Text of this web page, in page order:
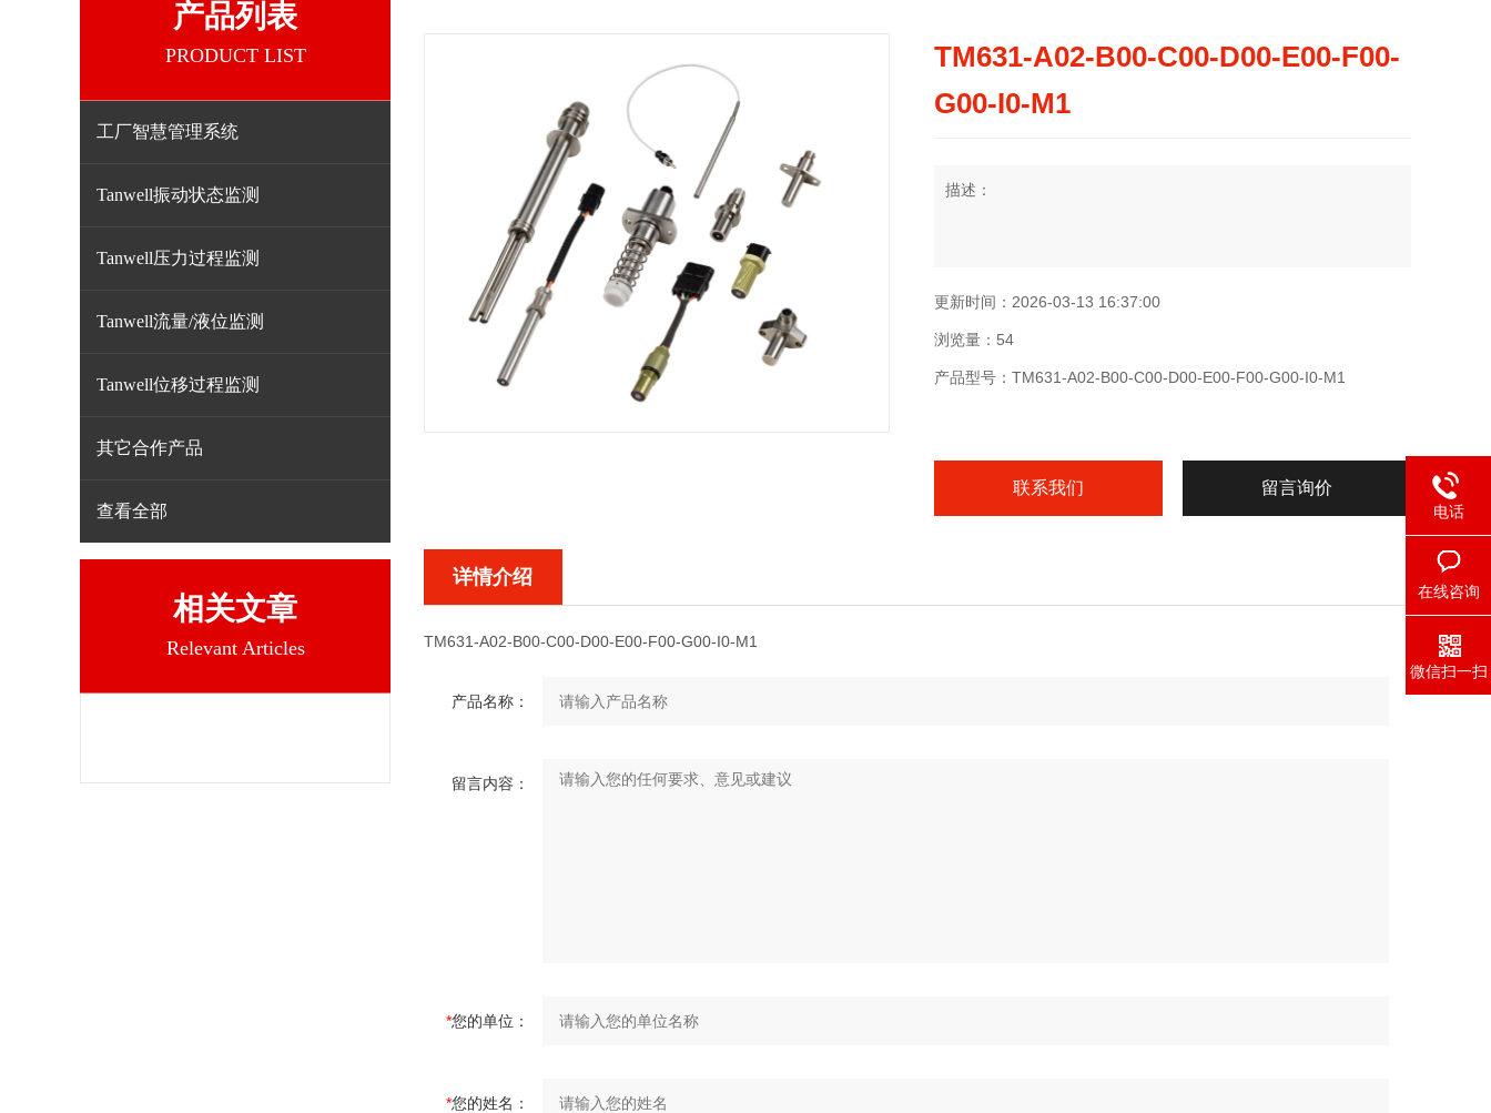
产品列表
PRODUCT LIST
工厂智慧管理系统
Tanwell振动状态监测
Tanwell压力过程监测
Tanwell流量/液位监测
Tanwell位移过程监测
其它合作产品
查看全部
相关文章
Relevant Articles
TM631-A02-B00-C00-D00-E00-F00-
G00-I0-M1
描述：
更新时间：2026-03-13 16:37:00
浏览量：54
产品型号：TM631-A02-B00-C00-D00-E00-F00-G00-I0-M1
联系我们 留言询价
详情介绍
TM631-A02-B00-C00-D00-E00-F00-G00-I0-M1
产品名称：
留言内容：
*您的单位：
*您的姓名：
电话
在线咨询
微信扫一扫